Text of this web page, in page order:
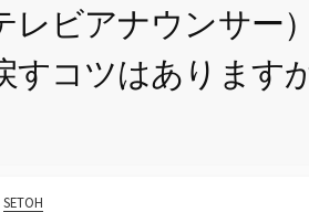
レビアナウンサー
すコツはあります
投
SETOH